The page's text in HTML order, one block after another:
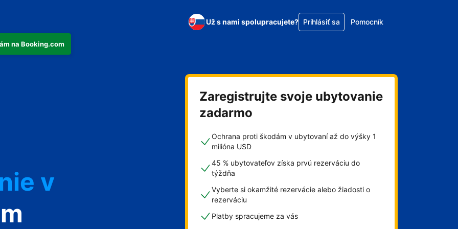
na Booking.com
Už s nami spolupracujete? Prihlásiť sa Pomocník
v
Zaregistrujte svoje ubytovanie
zadarmo
Ochrana proti škodám v ubytovaní až do výšky 1
milióna USD
45 % ubytovateľov získa prvú rezerváciu do
týždňa
Vyberte si okamžité rezervácie alebo žiadosti o
rezerváciu
Platby spracujeme za vás